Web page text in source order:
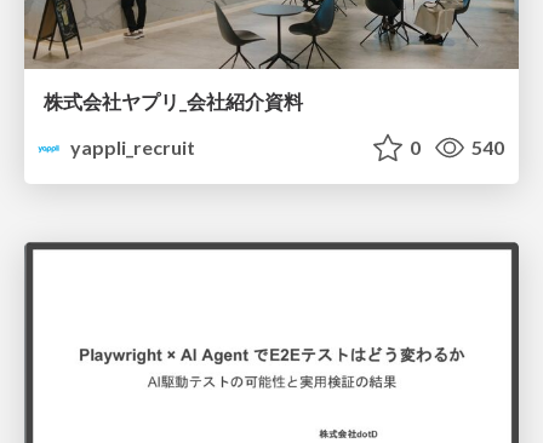
株式会社ヤプリ_会社紹介資料
yappli_recruit
0 540